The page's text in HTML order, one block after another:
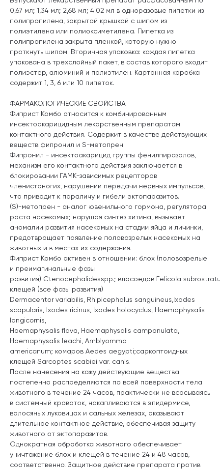
0,67 мл; 1,34 мл; 2,68 мл; 4.02 мл в одноразовые пипетки из
полипропилена, закрытой крышкой с шипом из
полиэтилена или полиоксиметилена. Пипетка из
полипропилена закрыта пленкой, которую нужно
проткнуть шипом. Вторичная упаковка: каждая пипетка
упакована в трехслойный пакет, в состав которого входит
полиэстер, алюминий и полиэтилен. Картонная коробка
содержит 1, 3, 6 или 10 пипеток.
ФАРМАКОЛОГИЧЕСКИЕ СВОЙСТВА
Фиприст Комбо относится к комбинированным
инсектоакарицидным лекарственным препаратам
контактного действия. Содержит в качестве действующих
веществ фипронил и S-метопрен.
Фипронил - инсектоакарицид группы фенилпиразолов,
механизм его контактного действия заключается в
блокировании ГАМК-зависимых рецепторов
членистоногих, нарушении передачи нервных импульсов,
что приводит к параличу и гибели эктопаразитов.
(S)-метопрен - аналог ювенильного гормона, регулятора
роста насекомых; нарушая синтез хитина, вызывает
аномалии развития насекомых на стадии яйца и личинки,
предотвращает появление половозрелых насекомых на
животных и в местах их содержания.
Фиприст Комбо активен в отношении: блох (половозрелые
и преимагинальные фазы
развития) Ctenocephalidesspp.; власоедов Felicola
клещей (все фазы развития)
Dermacentor variabilis, Rhipicephalus sanguineus,Ixodes
scapularis, lxodes ricinus, Ixodes holocyclus, Haemaphysalis
longicornis,
Haemaphysalis flava, Haemaphysalis campanulata,
Haemaphysalis leachi, Amblyomma
americanum; комаров Aedes aegypti;саркоптоидных
клещей Sarcoptes scabiei var. canis.
После нанесения на кожу действующие вещества
постепенно распределяются по всей поверхности тела
животного в течение 24 часов, практически не всасываясь
в системный кровоток, накапливаются в эпидермисе,
волосяных луковицах и сальных железах, оказывают
длительное контактное действие, обеспечивая защиту
животного от эктопаразитов.
Однократная обработка животного обеспечивает
уничтожение блох и клещей в течение 24 и 48 часов,
соответственно. Защитное действие препарата против